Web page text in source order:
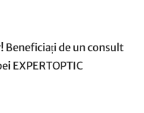
Beneficiați de un consult
EXPERTOPTIC